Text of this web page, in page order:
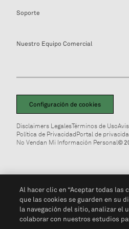
Soporte
Nuestro Equipo Comercial
Configuración de cookies
Disclaimers LegalesTérminos de Uso
Política de PrivacidadPortal de
No Vendan Mi Información Personal©
Al hacer clic en “Aceptar todas las
que las cookies se guarden en su
la navegación del sitio, analizar el
colaborar con nuestros estudios